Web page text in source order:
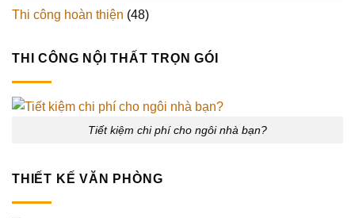
Thi công hoàn thiện (48)
THI CÔNG NỘI THẤT TRỌN GÓI
Tiết kiệm chi phí cho ngôi nhà bạn?
THIẾT KẾ VĂN PHÒNG